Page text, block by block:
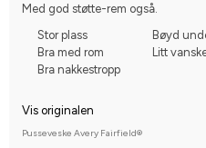
Med god støtte-rem også.
Stor plass
Bra med rom
Bra nakkestropp
Bøyd
Litt
Vis originalen
Pusseveske Avery Fairfield®